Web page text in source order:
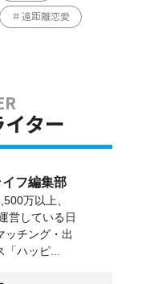
遠距離恋愛
ター
フ編集部
万以上、
営している日
ッチング・出
ハッピ...